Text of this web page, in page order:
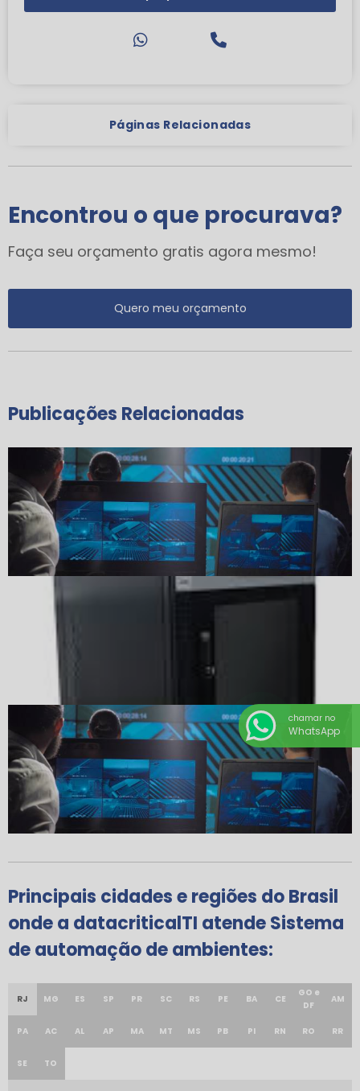
Páginas Relacionadas
Encontrou o que procurava?
Faça seu orçamento gratis agora mesmo!
Quero meu orçamento
Publicações Relacionadas
Principais cidades e regiões do Brasil
onde a datacriticalTI atende Sistema
de automação de ambientes:
RJ MG ES SP PR SC RS PE BA CE
GO e
DF
AM
PA AC AL AP MA MT MS PB PI RN RO RR
SE TO
chamar no
WhatsApp